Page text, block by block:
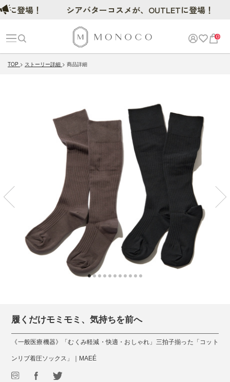
0
TOP ストーリー詳細 商品詳細
履くだけモミモミ、気持ちを前へ
《一般医療機器》「むくみ軽減・快適・おしゃれ」三拍子揃った「コット
ンリブ着圧ソックス」｜MAEÉ
！ シアバターコスメが、OUTLETに登場！